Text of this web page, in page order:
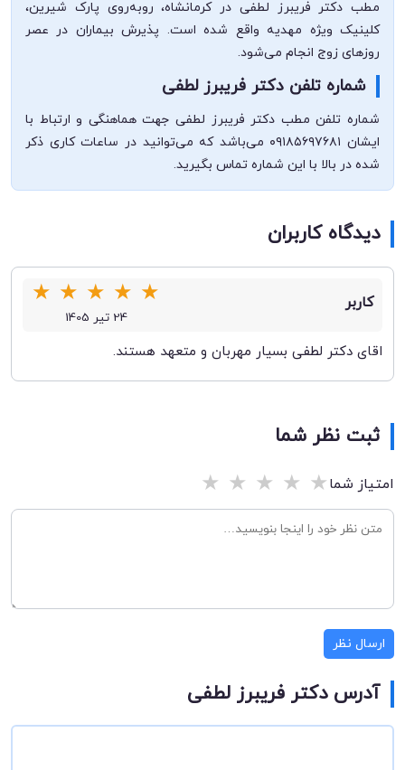
مطب دکتر فریبرز لطفی در کرمانشاه، روبه‌روی پارک شیرین،
کلینیک ویژه مهدیه واقع شده است. پذیرش بیماران در عصر
روزهای زوج انجام می‌شود.
شماره تلفن دکتر فریبرز لطفی
شماره تلفن مطب دکتر فریبرز لطفی جهت هماهنگی و ارتباط با
ایشان ۰۹۱۸۵۶۹۷۶۸۱ می‌باشد که می‌توانید در ساعات کاری ذکر
شده در بالا با این شماره تماس بگیرید.
دیدگاه کاربران
کاربر ★
★
★
★
★
24 تیر 1405
اقای دکتر لطفی بسیار مهربان و متعهد هستند.
ثبت نظر شما
امتیاز شما★
★
★
★
★
ارسال نظر
آدرس دکتر فریبرز لطفی